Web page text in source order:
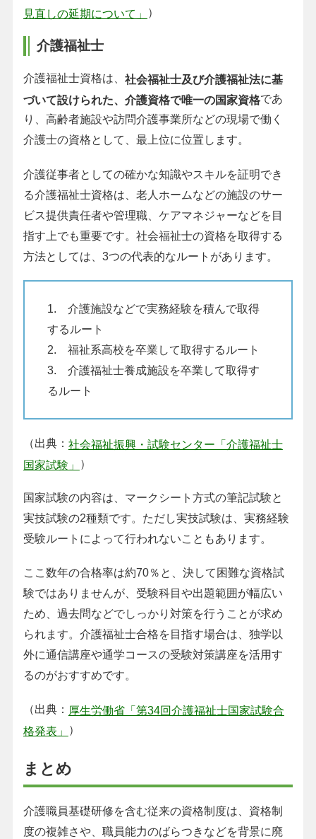
見直しの延期について」 ）
介護福祉士
介護福祉士資格は、 社会福祉士及び介護福祉法に基
づいて設けられた、介護資格で唯一の国家資格であ
り、高齢者施設や訪問介護事業所などの現場で働く
介護士の資格として、最上位に位置します。
介護従事者としての確かな知識やスキルを証明でき
る介護福祉士資格は、老人ホームなどの施設のサー
ビス提供責任者や管理職、ケアマネジャーなどを目
指す上でも重要です。社会福祉士の資格を取得する
方法としては、3つの代表的なルートがあります。
1. 介護施設などで実務経験を積んで取得
するルート
2. 福祉系高校を卒業して取得するルート
3. 介護福祉士養成施設を卒業して取得す
るルート
（出典： 社会福祉振興・試験センター「介護福祉士
国家試験」
）
国家試験の内容は、マークシート方式の筆記試験と
実技試験の2種類です。ただし実技試験は、実務経験
受験ルートによって行われないこともあります。
ここ数年の合格率は約70％と、決して困難な資格試
験ではありませんが、受験科目や出題範囲が幅広い
ため、過去問などでしっかり対策を行うことが求め
られます。介護福祉士合格を目指す場合は、独学以
外に通信講座や通学コースの受験対策講座を活用す
るのがおすすめです。
（出典： 厚生労働省「第34回介護福祉士国家試験合
格発表」
）
まとめ
介護職員基礎研修を含む従来の資格制度は、資格制
度の複雑さや、職員能力のばらつきなどを背景に廃